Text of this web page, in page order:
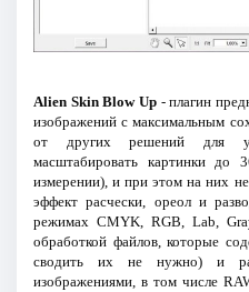
Alien Skin Blow Up- плагин
изображений с максимальным
от других решений для
масштабировать картинки
измерении), и при этом на них
эффект расчески, ореол и
режимах CMYK, RGB, Lab,
обработкой файлов, которые
сводить их не нужно) и
изображениями, в том числе